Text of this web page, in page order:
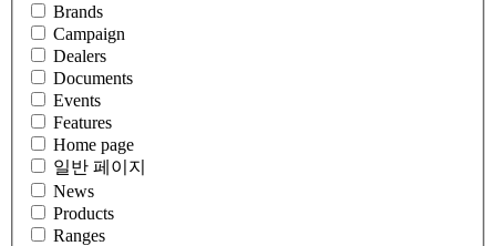
Brands
Campaign
Dealers
Documents
Events
Features
Home page
일반 페이지
News
Products
Ranges